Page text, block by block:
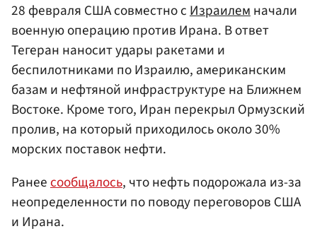
28 февраля США совместно сИзраилемначали
военную операцию против Ирана. В ответ
Тегеран наносит удары ракетами и
беспилотниками по Израилю, американским
базам и нефтяной инфраструктуре на Ближнем
Востоке. Кроме того, Иран перекрыл Ормузский
пролив, на который приходилось около 30%
морских поставок нефти.
Ранеесообщалось, что нефть подорожала из-за
неопределенности по поводу переговоров США
и Ирана.